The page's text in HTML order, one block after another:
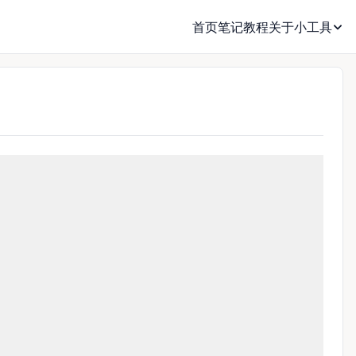
首页笔记教程关于小工具